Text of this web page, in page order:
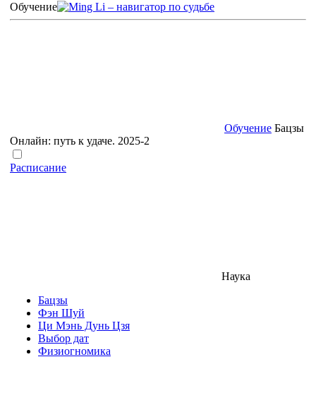
Обучение
Обучение Бацзы
Онлайн: путь к удаче. 2025-2
Расписание
Наука
Бацзы
Фэн Шуй
Ци Мэнь Дунь Цзя
Выбор дат
Физиогномика